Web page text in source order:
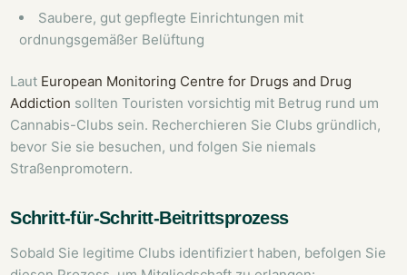
Saubere, gut gepflegte Einrichtungen mit
ordnungsgemäßer Belüftung
Laut European Monitoring Centre for Drugs and Drug
Addiction sollten Touristen vorsichtig mit Betrug rund um
Cannabis-Clubs sein. Recherchieren Sie Clubs gründlich,
bevor Sie sie besuchen, und folgen Sie niemals
Straßenpromotern.
Schritt-für-Schritt-Beitrittsprozess
Sobald Sie legitime Clubs identifiziert haben, befolgen Sie